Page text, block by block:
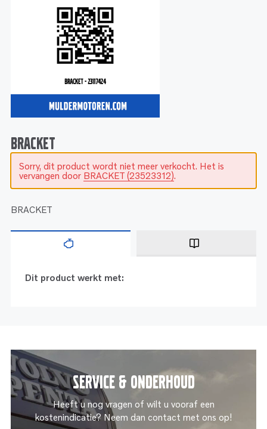
Onderdelen
Bedrijfsvaart
Onderdelen
Motoren
Onderdelen
Service
Motoren
Service en onderhoud
Reman – Pleziervaart
Reman - Bedrijfsvaart
Reman – Industrie
BRACKET
Sorry, dit product wordt niet meer verkocht. Het is
vervangen door BRACKET (23523312).
BRACKET
Dit product werkt met:
Service & onderhoud
Heeft u nog vragen of wilt u vooraf een
kostenindicatie? Neem dan contact met ons op!